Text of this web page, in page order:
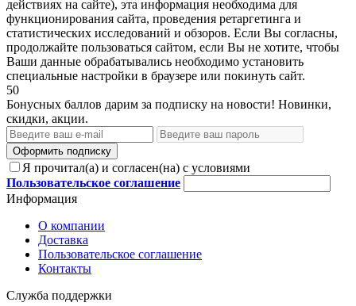
действиях на сайте), эта информация необходима для
функционирования сайта, проведения ретаргетинга и
статистических исследований и обзоров. Если Вы согласны,
продолжайте пользоваться сайтом, если Вы не хотите, чтобы
Ваши данные обрабатывались необходимо установить
специальные настройки в браузере или покинуть сайт.
50
Бонусных баллов дарим за подписку на новости! Новинки,
скидки, акции.
Оформить подписку
Я прочитал(а) и согласен(на) с условиями
Пользовательское соглашение
Информация
О компании
Доставка
Пользовательское соглашение
Контакты
Служба поддержки